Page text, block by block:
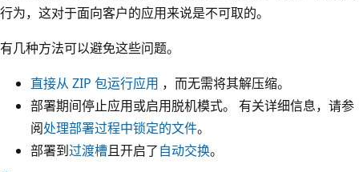
行为，这对于面向客户的应用来说是不可取的。
有几种方法可以避免这些问题。
直接从 ZIP 包运行应用 ，而无需将其解压缩。
部署期间停止应用或启用脱机模式。 有关详细信息，请参
阅处理部署过程中锁定的文件。
部署到过渡槽且开启了自动交换。